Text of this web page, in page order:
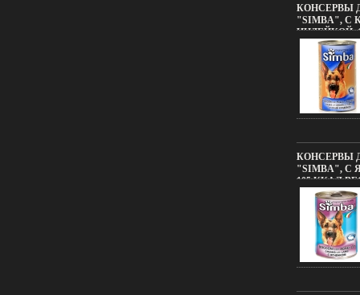
КОНСЕРВЫ
"SIMBA", С
ИНДЕЙКОЙ,
ВЕС: 1230 Г
КОНСЕРВЫ
"SIMBA", С
105 ККАЛ
11781F.